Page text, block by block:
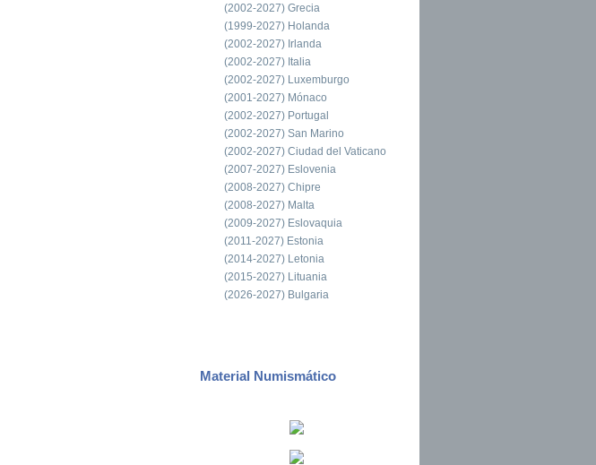
(2002-2027) Grecia
(1999-2027) Holanda
(2002-2027) Irlanda
(2002-2027) Italia
(2002-2027) Luxemburgo
(2001-2027) Mónaco
(2002-2027) Portugal
(2002-2027) San Marino
(2002-2027) Ciudad del Vaticano
(2007-2027) Eslovenia
(2008-2027) Chipre
(2008-2027) Malta
(2009-2027) Eslovaquia
(2011-2027) Estonia
(2014-2027) Letonia
(2015-2027) Lituania
(2026-2027) Bulgaria
Material Numismático